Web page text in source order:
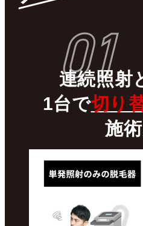
01
連続照射
1台で切り
施